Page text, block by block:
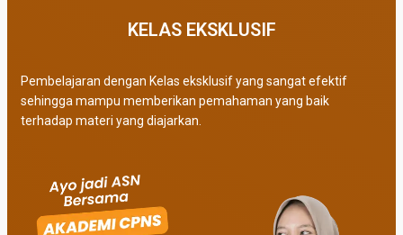
KELAS EKSKLUSIF​
Pembelajaran dengan Kelas eksklusif yang sangat efektif
sehingga mampu memberikan pemahaman yang baik
terhadap materi yang diajarkan.